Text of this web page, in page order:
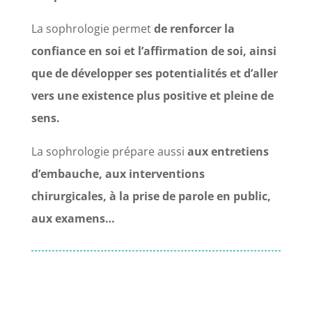
La sophrologie permetde renforcer la
confiance en soi et l’affirmation de soi, ainsi
que de développer ses potentialités et d’aller
vers une existence plus positive et pleine de
sens.
La sophrologie prépare aussi aux entretiens
d’embauche, aux interventions
chirurgicales, à la prise de parole en public,
aux examens…